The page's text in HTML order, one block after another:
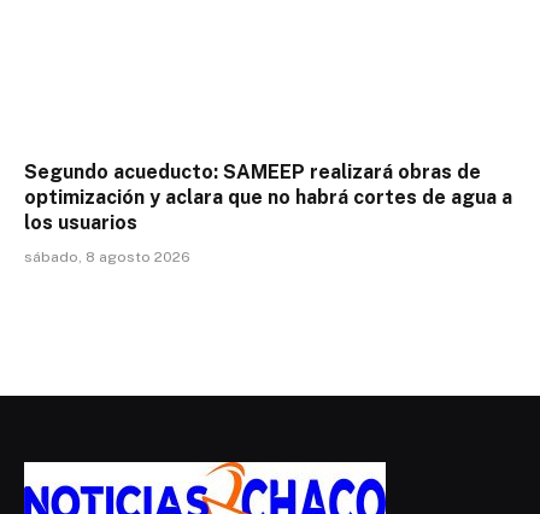
Segundo acueducto: SAMEEP realizará obras de
optimización y aclara que no habrá cortes de agua a
los usuarios
sábado, 8 agosto 2026